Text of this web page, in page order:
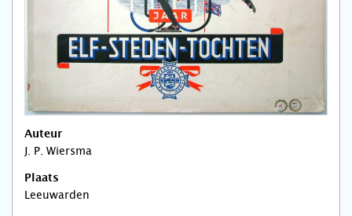
Auteur
J. P. Wiersma
Plaats
Leeuwarden